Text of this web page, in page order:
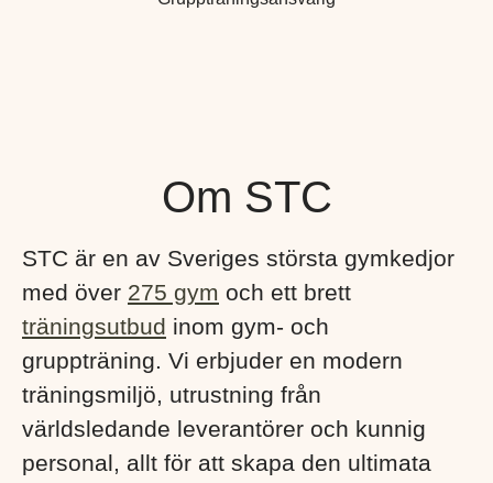
Om STC
STC är en av Sveriges största gymkedjor
med över 275 gym och ett brett
träningsutbud inom gym- och
gruppträning. Vi erbjuder en modern
träningsmiljö, utrustning från
världsledande leverantörer och kunnig
personal, allt för att skapa den ultimata